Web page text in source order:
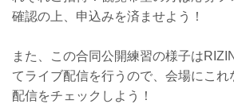
確認の上、申込みを済ませよう！
また、この合同公開練習の様子は
てライブ配信を行うので、会場にこ
配信をチェックしよう！